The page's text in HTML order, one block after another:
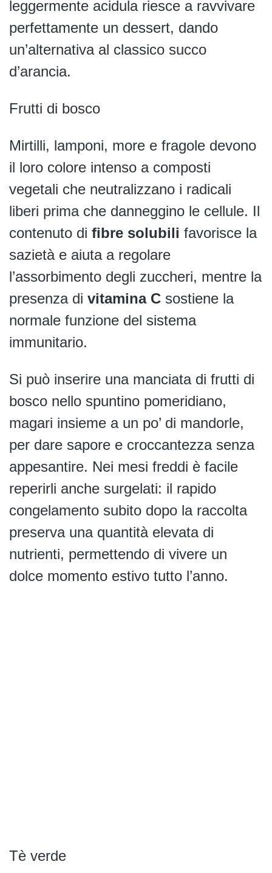
leggermente acidula riesce a ravvivare
perfettamente un dessert, dando
un’alternativa al classico succo
d’arancia.
Frutti di bosco
Mirtilli, lamponi, more e fragole devono
il loro colore intenso a composti
vegetali che neutralizzano i radicali
liberi prima che danneggino le cellule. Il
contenuto di fibre solubili favorisce la
sazietà e aiuta a regolare
l’assorbimento degli zuccheri, mentre la
presenza di vitamina C sostiene la
normale funzione del sistema
immunitario.
Si può inserire una manciata di frutti di
bosco nello spuntino pomeridiano,
magari insieme a un po’ di mandorle,
per dare sapore e croccantezza senza
appesantire. Nei mesi freddi è facile
reperirli anche surgelati: il rapido
congelamento subito dopo la raccolta
preserva una quantità elevata di
nutrienti, permettendo di vivere un
dolce momento estivo tutto l’anno.
Tè verde